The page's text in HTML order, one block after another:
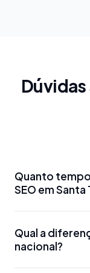
Dúvidas
Quanto
SEO em Santa
aparecer entre
menos
como
Qual a
nacional?